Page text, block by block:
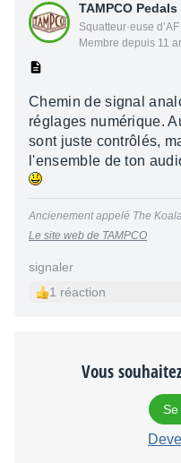
TAMPCO Pedals
Squatteur·euse d’AF
Membre depuis 11
Chemin de signal
réglages numérique.
sont juste contrôlés,
l'ensemble de ton
Ancienement appelé The Koala
Le site web de TAMPCO
signaler
1 réaction
Vous